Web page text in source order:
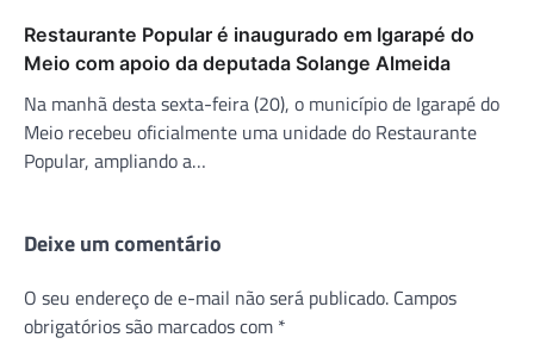
Restaurante Popular é inaugurado em Igarapé do
Meio com apoio da deputada Solange Almeida
Na manhã desta sexta-feira (20), o município de Igarapé do
Meio recebeu oficialmente uma unidade do Restaurante
Popular, ampliando a…
Deixe um comentário
O seu endereço de e-mail não será publicado. Campos
obrigatórios são marcados com *